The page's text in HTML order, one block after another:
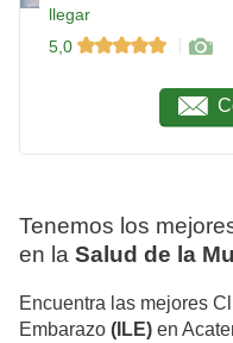
llegar
5,0
Tenemos los
en la Salud de la
Encuentra las mejores
Embarazo (ILE) en